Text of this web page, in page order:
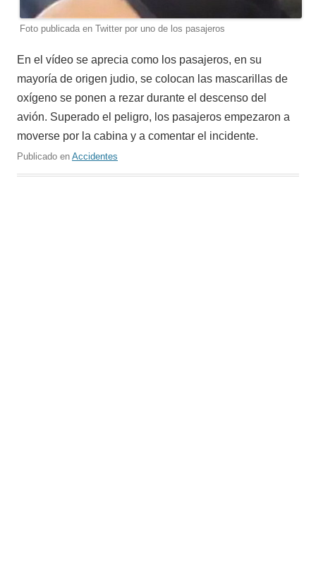
Foto publicada en Twitter por uno de los pasajeros
En el vídeo se aprecia como los pasajeros, en su
mayoría de origen judio, se colocan las mascarillas de
oxígeno se ponen a rezar durante el descenso del
avión. Superado el peligro, los pasajeros empezaron a
moverse por la cabina y a comentar el incidente.
Publicado en Accidentes